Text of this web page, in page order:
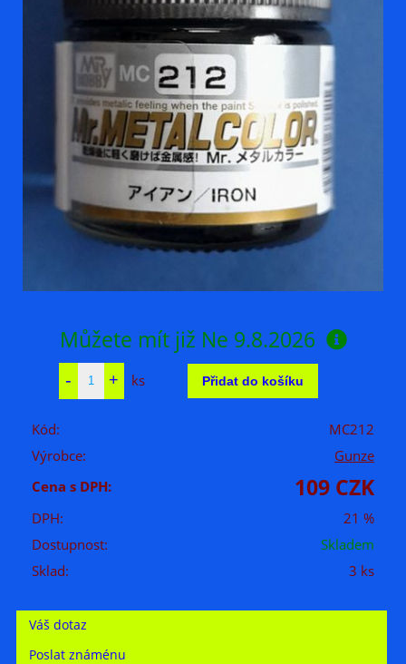
Můžete mít již Ne 9.8.2026
ks
Kód:
MC212
Výrobce:
Gunze
Cena s DPH:
109 CZK
DPH:
21 %
Dostupnost:
Skladem
Sklad:
3 ks
Váš dotaz
Poslat známénu